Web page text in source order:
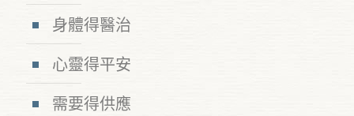
身體得醫治
心靈得平安
需要得供應